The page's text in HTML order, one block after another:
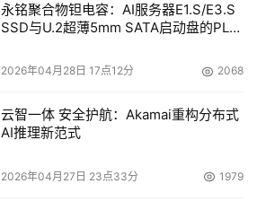
永铭聚合物钽电容：AI服务器E1.S/E3.S
SSD与U.2超薄5mm SATA启动盘的PLP
2026年04月28日 17点12分 2068
云智一体 安全护航：Akamai重构分布式
AI推理新范式
2026年04月27日 23点33分 1979